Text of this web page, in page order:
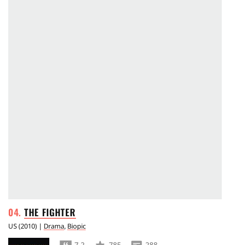
THE FIGHTER
US(2010) | Drama, Biopic